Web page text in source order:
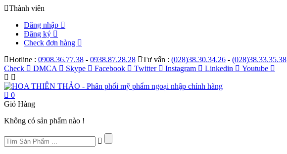
Thành viên
Đăng nhập
Đăng ký
Check đơn hàng
Hotline : 0908.36.77.38 - 0938.87.28.28 Tư vấn : (028)38.30.34.26 - (028)38.33.35.38
Check
DMCA Skype Facebook Twitter Instagram Linkedin Youtube
0
Giỏ Hàng
Không có sản phẩm nào !